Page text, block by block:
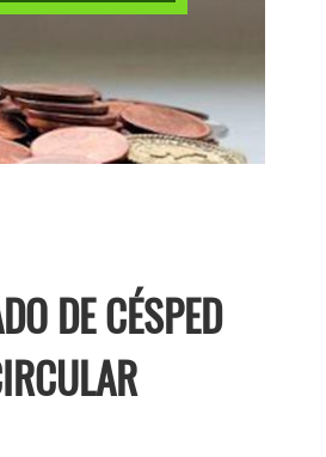
DE CÉSPED